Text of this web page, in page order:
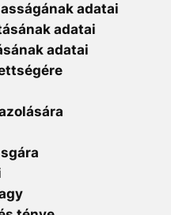
adatai
adatai
adatai